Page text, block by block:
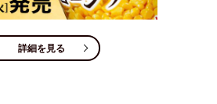
詳細を見る